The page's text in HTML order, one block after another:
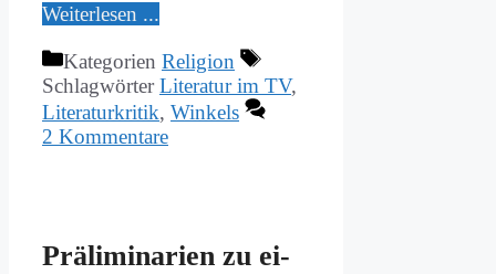
Wei­ter­le­sen ...
Kategorien Religion
SchlagwörterLiteratur im TV,
Literaturkritik, Winkels
2 Kommentare
Prä­li­mi­na­ri­en zu ei­